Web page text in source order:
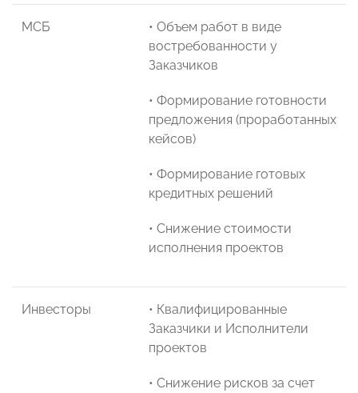
МСБ
• Объем работ в виде
востребованности у
Заказчиков
• Формирование готовности
предложения (проработанных
кейсов)
• Формирование готовых
кредитных решений
• Снижение стоимости
исполнения проектов
Инвесторы
• Квалифицированные
Заказчики и Исполнители
проектов
• Снижение рисков за счет